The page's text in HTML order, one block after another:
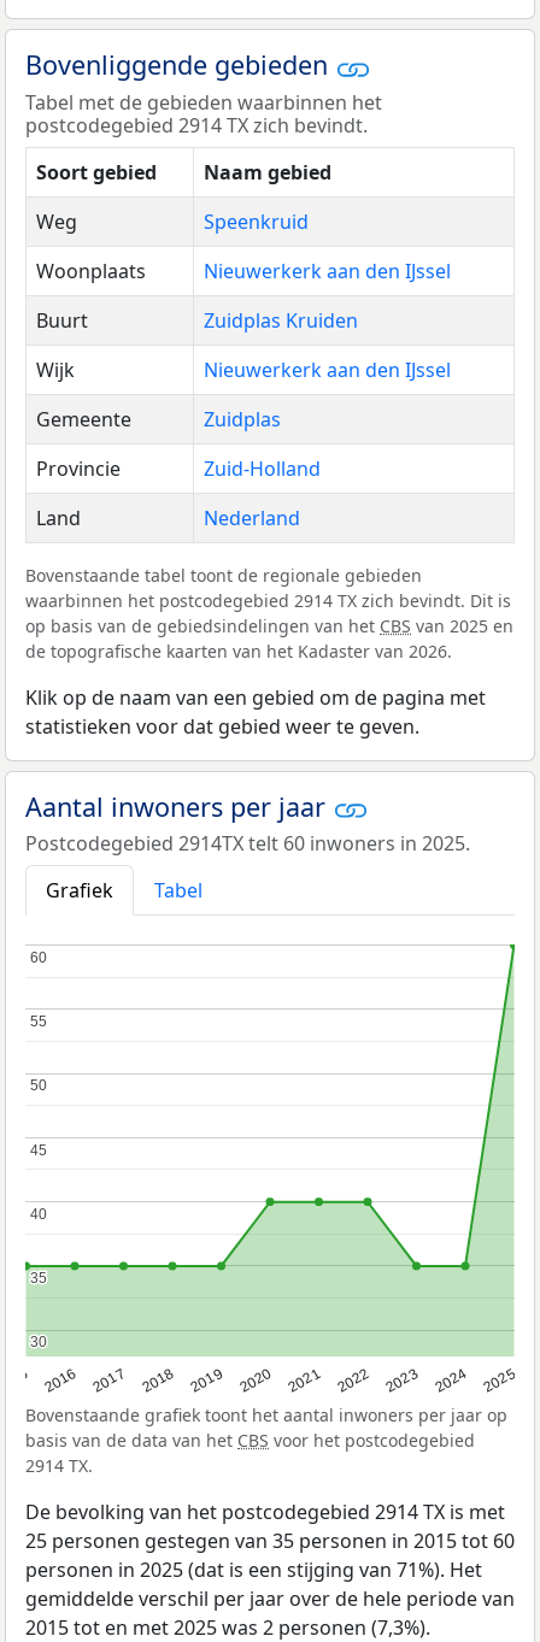
Bovenliggende gebieden
Tabel met de gebieden waarbinnen het
postcodegebied 2914 TX zich bevindt.
Soort gebied
Naam gebied
Weg
Speenkruid
Woonplaats
Nieuwerkerk aan den IJssel
Buurt
Zuidplas Kruiden
Wijk
Nieuwerkerk aan den IJssel
Gemeente
Zuidplas
Provincie
Zuid-Holland
Land
Nederland
Bovenstaande tabel toont de regionale gebieden
waarbinnen het postcodegebied 2914 TX zich bevindt. Dit is
op basis van de gebiedsindelingen van het CBS van 2025 en
de topografische kaarten van het Kadaster van 2026.
Klik op de naam van een gebied om de pagina met
statistieken voor dat gebied weer te geven.
Aantal inwoners per jaar
Postcodegebied 2914TX telt 60 inwoners in 2025.
Grafiek
Tabel
2016 2017 2018 2019 2020 2021 2022 2023 2024 2025
30
30
35
35
40
40
45
45
50
50
55
55
60
60
Bovenstaande grafiek toont het aantal inwoners per jaar op
basis van de data van het CBS voor het postcodegebied
2914 TX.
De bevolking van het postcodegebied 2914 TX is met
25 personen gestegen van 35 personen in 2015 tot 60
personen in 2025 (dat is een stijging van 71%). Het
gemiddelde verschil per jaar over de hele periode van
2015 tot en met 2025 was 2 personen (7,3%).